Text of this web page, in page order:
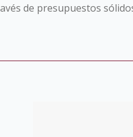
de presupuestos